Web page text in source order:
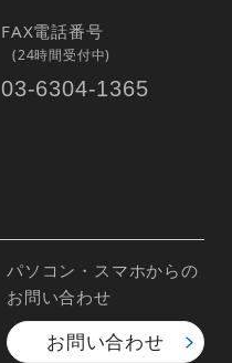
FAX電話番号
(24時間受付中)
03-6304-1365
パソコン・スマホからの
お問い合わせ
お問い合わせ